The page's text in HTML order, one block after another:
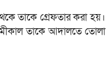
তাকে গ্রেফতার করা হয়।
তাকে আদালতে তোলা